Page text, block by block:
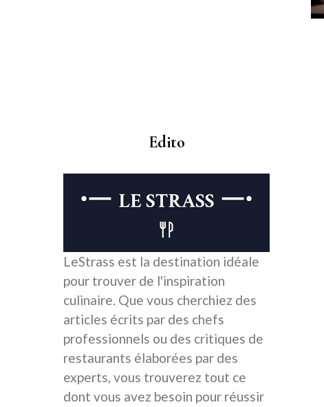
Edito
LeStrass est la destination idéale
pour trouver de l'inspiration
culinaire. Que vous cherchiez des
articles écrits par des chefs
professionnels ou des critiques de
restaurants élaborées par des
experts, vous trouverez tout ce
dont vous avez besoin pour réussir